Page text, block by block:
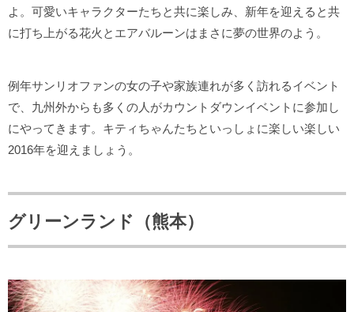
よ。可愛いキャラクターたちと共に楽しみ、新年を迎えると共
に打ち上がる花火とエアバルーンはまさに夢の世界のよう。
例年サンリオファンの女の子や家族連れが多く訪れるイベント
で、九州外からも多くの人がカウントダウンイベントに参加し
にやってきます。キティちゃんたちといっしょに楽しい楽しい
2016年を迎えましょう。
グリーンランド（熊本）